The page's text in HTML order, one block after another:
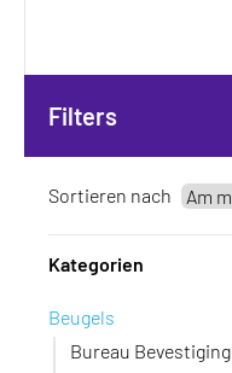
Filters
Sortieren nach
Kategorien
Beugels
Bureau Bevestiging